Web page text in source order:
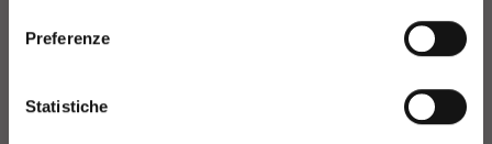
Preferenze
Statistiche
vedere le informazioni più
promozioni in corso
Browse